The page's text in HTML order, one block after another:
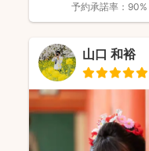
予約承諾率： 90%
山口 和裕